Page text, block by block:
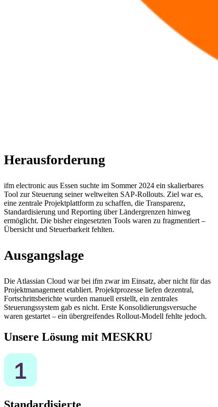
Herausforderung
ifm electronic aus Essen suchte im Sommer 2024 ein skalierbares
Tool zur Steuerung seiner weltweiten SAP-Rollouts. Ziel war es,
eine zentrale Projektplattform zu schaffen, die Transparenz,
Standardisierung und Reporting über Ländergrenzen hinweg
ermöglicht. Die bisher eingesetzten Tools waren zu fragmentiert –
Übersicht und Steuerbarkeit fehlten.
Ausgangslage
Die Atlassian Cloud war bei ifm zwar im Einsatz, aber nicht für das
Projektmanagement etabliert. Projektprozesse liefen dezentral,
Fortschrittsberichte wurden manuell erstellt, ein zentrales
Steuerungssystem gab es nicht. Erste Konsolidierungsversuche
waren gestartet – ein übergreifendes Rollout-Modell fehlte jedoch.
Unsere Lösung mit MESKRU